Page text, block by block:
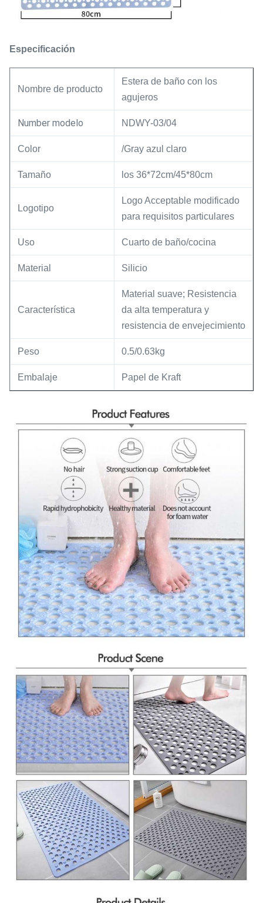
Especificación
Nombre de producto
Estera de baño con los
agujeros
Number modelo NDWY-03/04
Color /Gray azul claro
Tamaño los 36*72cm/45*80cm
Logotipo
Logo Acceptable modificado
para requisitos particulares
Uso Cuarto de baño/cocina
Material Silicio
Característica
Material suave; Resistencia
da alta temperatura y
resistencia de envejecimiento
Peso 0.5/0.63kg
Embalaje Papel de Kraft